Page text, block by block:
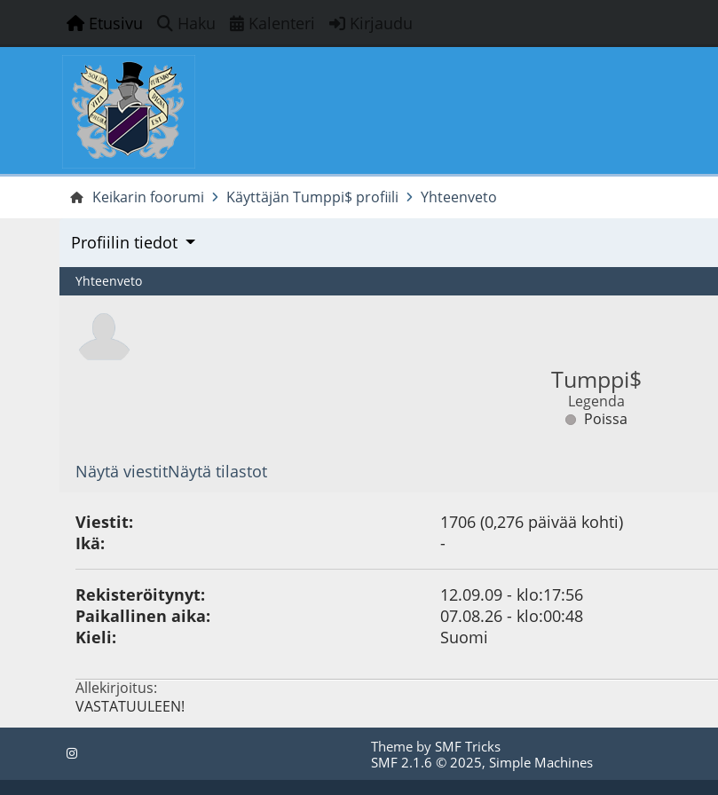
Etusivu Haku Kalenteri Kirjaudu
Keikarin foorumi Käyttäjän Tumppi$ profiili Yhteenveto
Profiilin tiedot
Yhteenveto
Tumppi$
Legenda
Poissa
Näytä viestitNäytä tilastot
Viestit:
1706 (0,276 päivää kohti)
Ikä:
-
Rekisteröitynyt:
12.09.09 - klo:17:56
Paikallinen aika:
07.08.26 - klo:00:48
Kieli:
Suomi
Allekirjoitus:
VASTATUULEEN!
Theme by SMF Tricks
SMF 2.1.6 © 2025, Simple Machines